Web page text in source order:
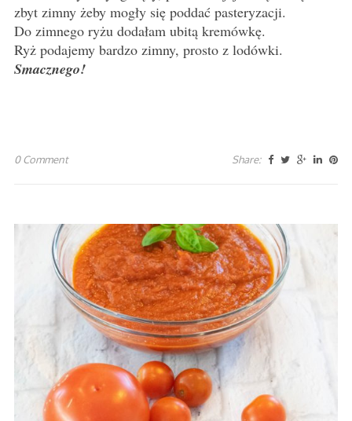
zbyt zimny żeby mogły się poddać pasteryzacji.
Do zimnego ryżu dodałam ubitą kremówkę.
Ryż podajemy bardzo zimny, prosto z lodówki.
Smacznego!
0 Comment Share: